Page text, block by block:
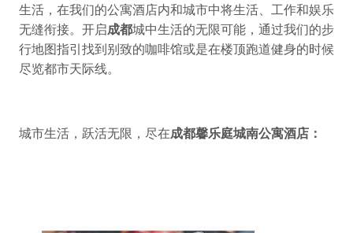
生活，在我们的公寓酒店内和城市中将生活、工作和娱乐
无缝衔接。开启成都城中生活的无限可能，通过我们的步
行地图指引找到别致的咖啡馆或是在楼顶跑道健身的时候
尽览都市天际线。
城市生活，跃活无限，尽在成都馨乐庭城南公寓酒店：